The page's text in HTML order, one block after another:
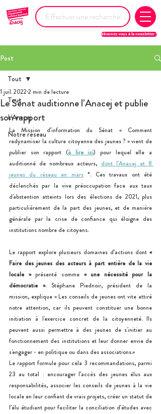
Abonnez-vous à la newsletter !
Post
Tout
L'Anacej
Notre réseau
Tout
Le Sénat auditionne l’Anacej et publie
son rapport
1 juil. 2022 2 min de lecture
La Mission d’information du Sénat « Comment
redynamiser la culture citoyenne des jeunes ? » vient de
publier son rapport (à lire ici) pour lequel elle a
auditionné de nombreux acteurs, dont l’Anacej et 8
jeunes du réseau en mars *. Ces travaux ont été
déclenchés par la vive préoccupation face aux taux
d'abstention atteints lors des élections de 2021, plus
particulièrement de la part des jeunes, et de manière
générale par la crise de confiance qui éloigne des
institutions nombre de citoyens.
Le rapport explore plusieurs domaines d’actions dont «
Faire des jeunes des acteurs à part entière de la vie
locale » présenté comme « une nécessité pour la
démocratie ». Stéphane Piednoir, président de la
mission, explique « Les conseils de jeunes ont vite attiré
notre attention, car ils peuvent constituer une bonne
initiation à l'exercice concret de la citoyenneté. Ils
peuvent aussi permettre à des jeunes de s'initier au
fonctionnement des institutions et leur donner envie de
s'engager - en politique ou dans des associations.»
Le rapport formule pour cela 3 recommandations, parmi
23 au total : encourager l’accès des jeunes élus aux
responsabilités, associer les conseils de jeunes à la vie
locale en leur confiant de vrais projets, créer un statut de
l’élu étudiant pour faciliter la conciliation d’études avec